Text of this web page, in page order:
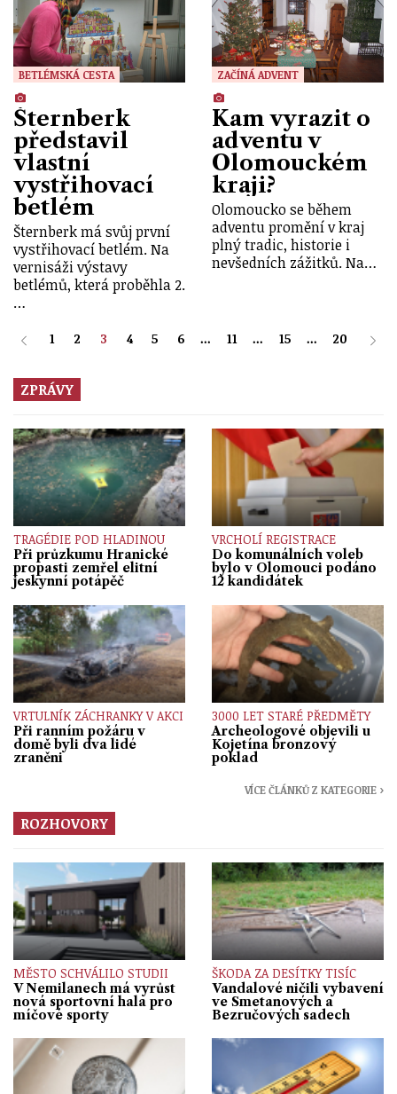
BETLÉMSKÁ CESTA
Šternberk
představil
vlastní
vystřihovací
betlém
Šternberk má svůj první
vystřihovací betlém. Na
vernisáži výstavy
betlémů, která proběhla 2.
…
ZAČÍNÁ ADVENT
Kam vyrazit o
adventu v
Olomouckém
kraji?
Olomoucko se během
adventu promění v kraj
plný tradic, historie i
nevšedních zážitků. Na…
1 2 3 4 5 6 ... 11 ... 15 ... 20
ZPRÁVY
TRAGÉDIE POD HLADINOU
Při průzkumu Hranické
propasti zemřel elitní
jeskynní potápěč
VRCHOLÍ REGISTRACE
Do komunálních voleb
bylo v Olomouci podáno
12 kandidátek
VRTULNÍK ZÁCHRANKY V AKCI
Při ranním požáru v
domě byli dva lidé
zraněni
3000 LET STARÉ PŘEDMĚTY
Archeologové objevili u
Kojetína bronzový
poklad
VÍCE ČLÁNKŮ Z KATEGORIE ›
ROZHOVORY
MĚSTO SCHVÁLILO STUDII
V Nemilanech má vyrůst
nová sportovní hala pro
míčové sporty
ŠKODA ZA DESÍTKY TISÍC
Vandalové ničili vybavení
ve Smetanových a
Bezručových sadech